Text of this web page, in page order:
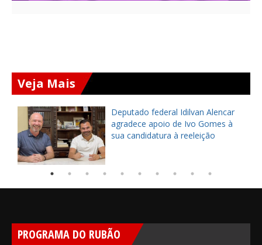
Veja Mais
Deputado federal Idilvan Alencar
agradece apoio de Ivo Gomes à
sua candidatura à reeleição
PROGRAMA DO RUBÃO